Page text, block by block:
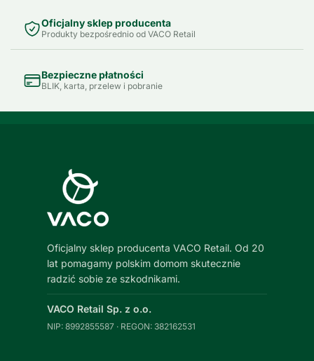
Oficjalny sklep producenta
Produkty bezpośrednio od VACO Retail
Bezpieczne płatności
BLIK, karta, przelew i pobranie
Oficjalny sklep producenta VACO Retail. Od 20
lat pomagamy polskim domom skutecznie
radzić sobie ze szkodnikami.
VACO Retail Sp. z o.o.
NIP: 8992855587 · REGON: 382162531